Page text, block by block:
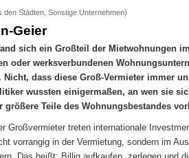
den Städten, Sonstige Unternehmen)
Geier
sich ein Großteil der Mietwohnungen
oder werksverbundenen
Nicht, dass diese Groß-Vermieter immer
wussten einigermaßen, an wen sie
größere Teile des Wohnungsbestandes
Großvermieter treten internationale
vorrangig in der Vermietung, sondern im